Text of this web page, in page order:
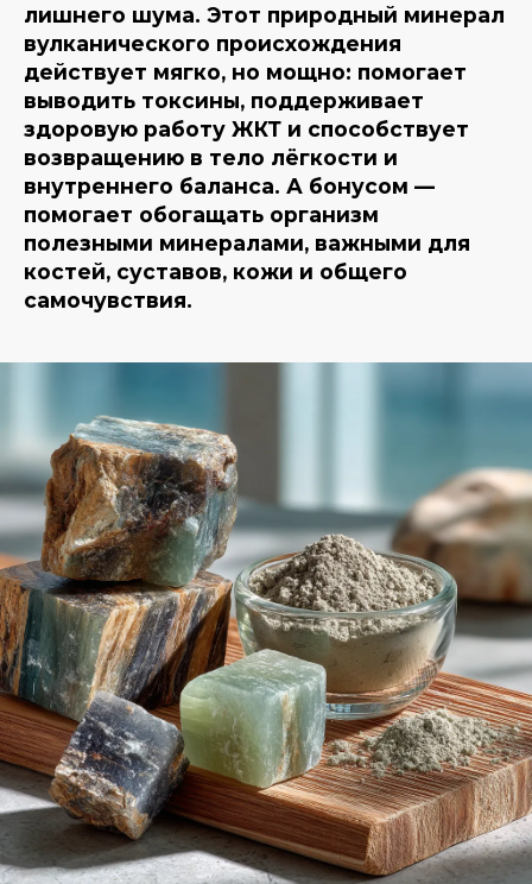
лишнего шума. Этот природный минерал
вулканического происхождения
действует мягко, но мощно: помогает
выводить токсины, поддерживает
здоровую работу ЖКТ и способствует
возвращению в тело лёгкости и
внутреннего баланса. А бонусом —
помогает обогащать организм
полезными минералами, важными для
костей, суставов, кожи и общего
самочувствия.